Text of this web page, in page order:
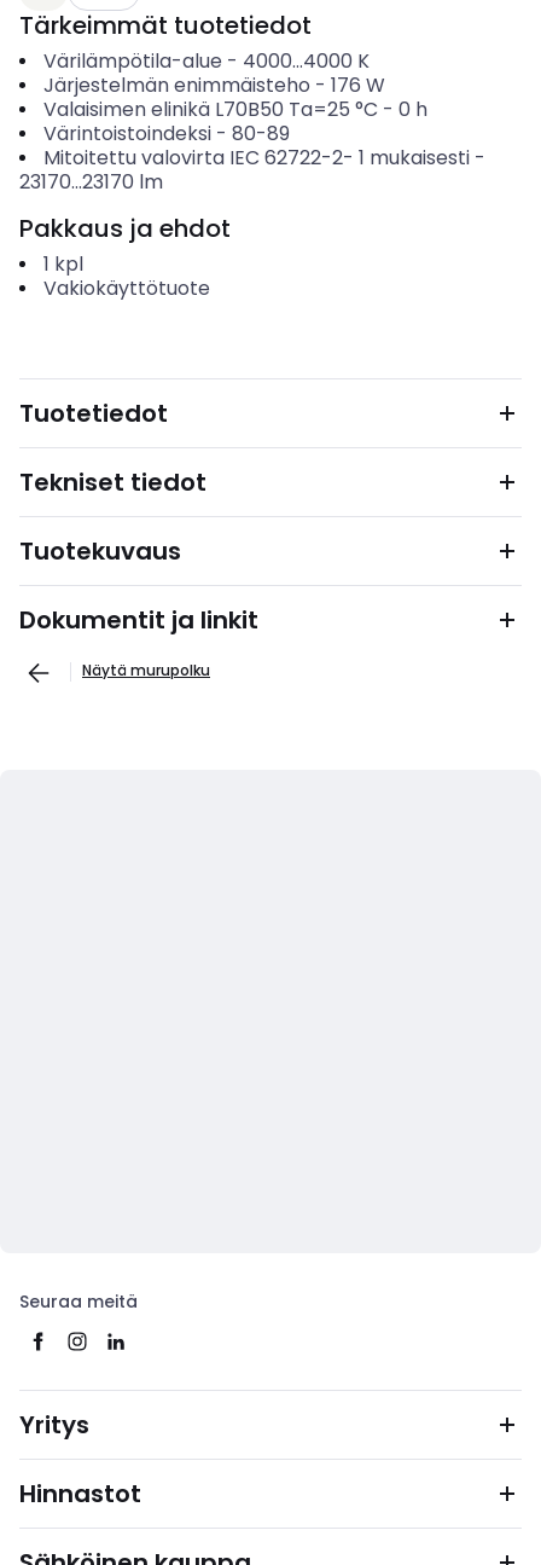
Tärkeimmät tuotetiedot
Värilämpötila-alue - 4000...4000 K
Järjestelmän enimmäisteho - 176 W
Valaisimen elinikä L70B50 Ta=25 °C - 0 h
Värintoistoindeksi- 80-89
Mitoitettu valovirta IEC 62722-2- 1 mukaisesti-
23170...23170 lm
Pakkaus ja ehdot
1 kpl
Vakiokäyttötuote
Tuotetiedot
Tekniset tiedot
Tuotekuvaus
Dokumentit ja linkit
Näytä murupolku
Seuraa meitä
Yritys
Hinnastot